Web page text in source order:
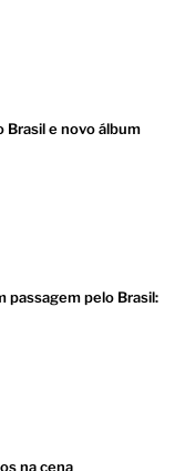
Brasil e novo álbum
passagem pelo Brasil:
na cena